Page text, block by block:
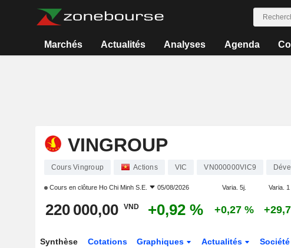
Marchés Actualités Analyses Agenda
VINGROUP
Cours Vingroup Actions VIC VN000000VIC9
Cours en clôture Ho Chi Minh S.E. 05/08/2026 Varia. 5j. Varia. 1
220 000,00 VND +0,92 % +0,27 %
Synthèse Cotations Graphiques Actualités Société